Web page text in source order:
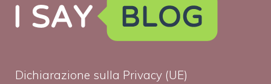
Dichiarazione sulla Privacy (UE)